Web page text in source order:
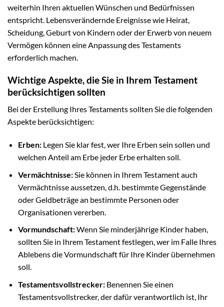
weiterhin Ihren aktuellen Wünschen und Bedürfnissen
entspricht. Lebensverändernde Ereignisse wie Heirat,
Scheidung, Geburt von Kindern oder der Erwerb von neuem
Vermögen können eine Anpassung des Testaments
erforderlich machen.
Wichtige Aspekte, die Sie in Ihrem Testament
berücksichtigen sollten
Bei der Erstellung Ihres Testaments sollten Sie die folgenden
Aspekte berücksichtigen:
Erben:Legen Sie klar fest, wer Ihre Erben sein sollen und
welchen Anteil am Erbe jeder Erbe erhalten soll.
Vermächtnisse:Sie können in Ihrem Testament auch
Vermächtnisse aussetzen, d.h. bestimmte Gegenstände
oder Geldbeträge an bestimmte Personen oder
Organisationen vererben.
Vormundschaft:Wenn Sie minderjährige Kinder haben,
sollten Sie in Ihrem Testament festlegen, wer im Falle Ihres
Ablebens die Vormundschaft für Ihre Kinder übernehmen
soll.
Testamentsvollstrecker:Benennen Sie einen
Testamentsvollstrecker, der dafür verantwortlich ist, Ihr